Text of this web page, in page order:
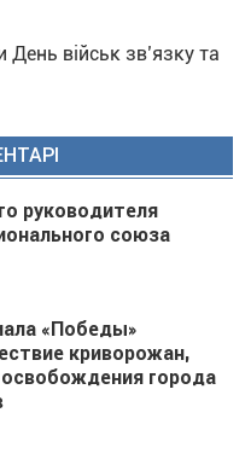
День військ зв’язку та
руководителя
союза
«Победы»
криворожан,
города